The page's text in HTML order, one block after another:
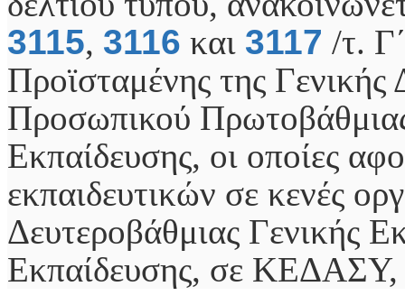
3115, 3116 και 3117 /τ.
Προϊσταμένης της Γενικής
Προσωπικού
Εκπαίδευσης, οι οποίες
εκπαιδευτικών σε κενές
Δευτεροβάθμιας Γενικής
Εκπαίδευσης, σε ΚΕΔΑΣΥ,